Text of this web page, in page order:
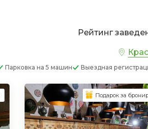
Рейтинг
Парковка на 5 машин Выездная
Подарок за